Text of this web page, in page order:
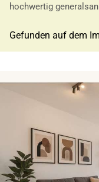
hochwertig
Gefunden auf dem